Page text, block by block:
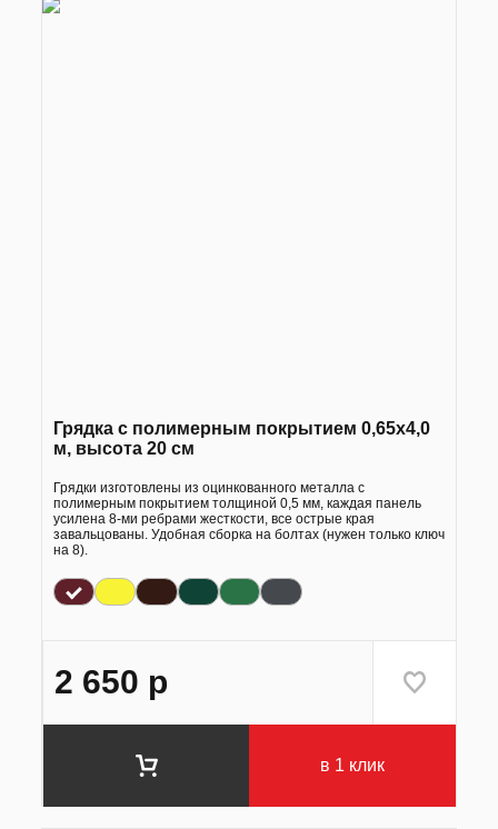
Грядка с полимерным покрытием 0,65х4,0
м, высота 20 см
Грядки изготовлены из оцинкованного металла с
полимерным покрытием толщиной 0,5 мм, каждая панель
усилена 8-ми ребрами жесткости, все острые края
завальцованы. Удобная сборка на болтах (нужен только ключ
на 8).
2 650 р
в 1 клик